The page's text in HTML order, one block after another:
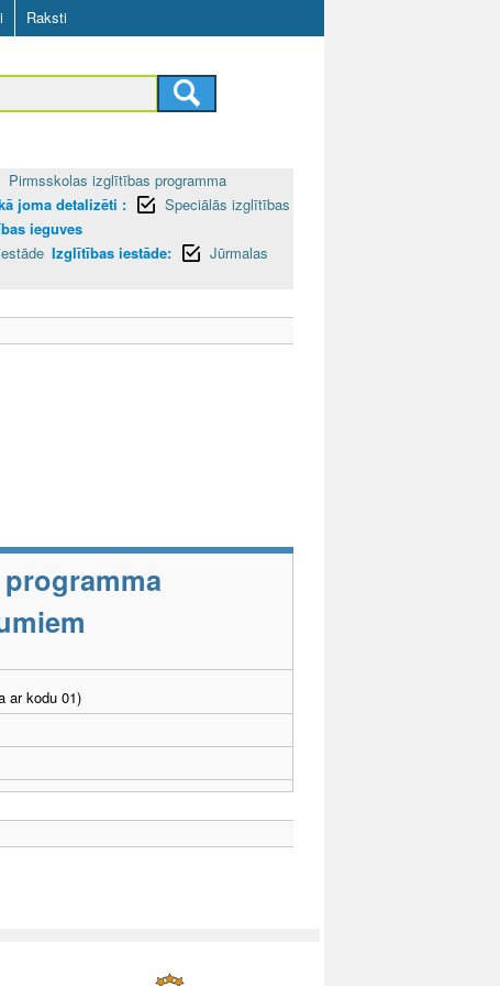
Raksti
Pirmsskolas izglītības programma
joma detalizēti :
Speciālās izglītības
ieguves
Izglītības iestāde:
Jūrmalas
ar kodu 01)